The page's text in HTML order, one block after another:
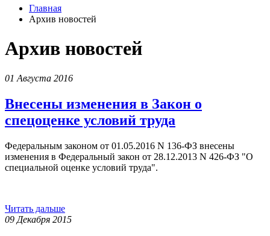
Главная
Архив новостей
Архив новостей
01 Августа 2016
Внесены изменения в Закон о
спецоценке условий труда
Федеральным законом от 01.05.2016 N 136-ФЗ внесены
изменения в Федеральный закон от 28.12.2013 N 426-ФЗ "О
специальной оценке условий труда".
Читать дальше
09 Декабря 2015